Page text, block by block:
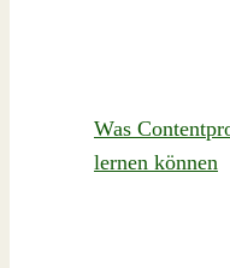
Was
lernen können